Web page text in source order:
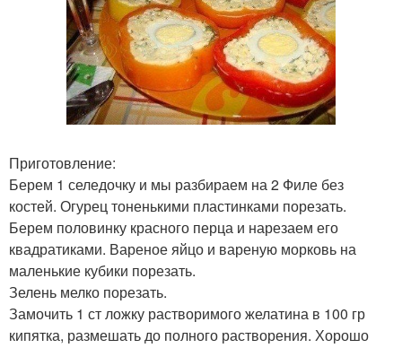
Приготовление:
Берем 1 селедочку и мы разбираем на 2 Филе без
костей. Огурец тоненькими пластинками порезать.
Берем половинку красного перца и нарезаем его
квадратиками. Вареное яйцо и вареную морковь на
маленькие кубики порезать.
Зелень мелко порезать.
Замочить 1 ст ложку растворимого желатина в 100 гр
кипятка, размешать до полного растворения. Хорошо